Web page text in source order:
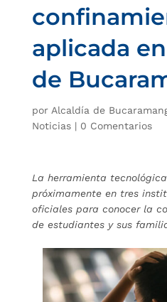
aplicada
de
por Alcaldía de
Noticias| 0 Comentarios
La herramienta
próximamente en tres
oficiales para conocer la
de estudiantes y sus